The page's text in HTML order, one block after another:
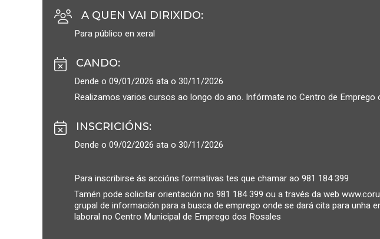
A QUEN VAI DIRIXIDO:
Para público en xeral
CANDO:
Dende o 09/01/2026 ata o 30/11/2026
Realizamos varios cursos ao longo do ano. Infórmate no Centro de Emprego
INSCRICIÓNS:
Dende o 09/02/2026 ata o 30/11/2026
Para inscribirse ás accións formativas tes que chamar ao 981 184 399
Tamén pode solicitar orientación no 981 184 399 ou a través da web
grupal de información para a busca de emprego onde se dará cita para unha
laboral no Centro Municipal de Emprego dos Rosales